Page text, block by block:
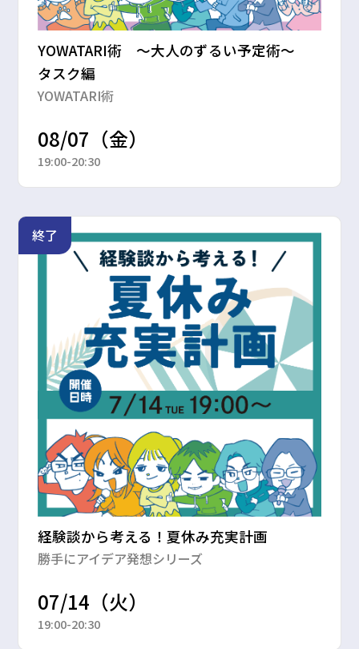
YOWATARI術 〜大人のずるい予定術〜
タスク編
YOWATARI術
08/07（金）
19:00-20:30
終了
経験談から考える！夏休み充実計画
勝手にアイデア発想シリーズ
07/14（火）
19:00-20:30